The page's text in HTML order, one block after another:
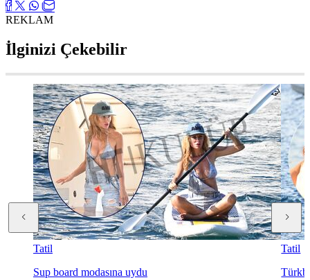
REKLAM
İlginizi Çekebilir
Tatil
Sup board modasına uydu
Tatil